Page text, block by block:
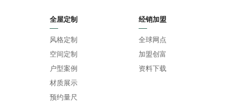
全屋定制
风格定制
空间定制
户型案例
材质展示
预约量尺
经销加盟
全球网点
加盟创富
资料下载